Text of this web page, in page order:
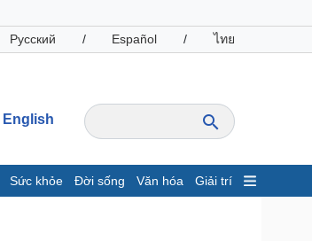
Русский / Español / ไทย
English
Sức khỏe Đời sống Văn hóa Giải trí